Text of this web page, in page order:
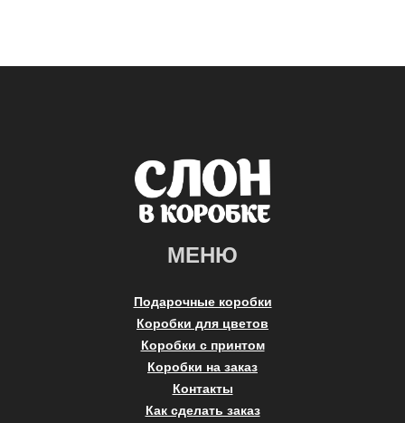
МЕНЮ
Подарочные коробки
Коробки для цветов
Коробки с принтом
Коробки на заказ
Контакты
Как сделать заказ